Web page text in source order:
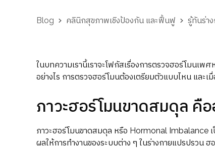
Blog คลินิกสุขภาพเชิงป้องกัน และฟื้นฟู
ในบทความเรานี้เราจะโฟกัสเรื่องการตรวจฮอร์โมนเ
อย่างไร การตรวจฮอร์โมนต้องเตรียมตัวแบบไหน และเ
ภาวะฮอร์โมนขาดสมดุล คือ
ภาวะฮอร์โมนขาดสมดุล หรือ Hormonal Imbalance
ผลให้การทำงานของระบบต่าง ๆ ในร่างกายแปรปรวน